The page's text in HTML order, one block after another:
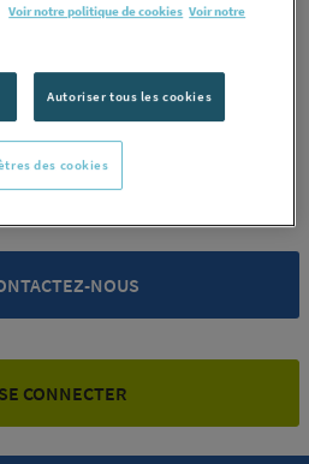
ALU 7M 8810
16467]
NOUS
SE CONNECTER
Voir notre politique de cookies Voir notre
Autoriser tous les cookies
des cookies